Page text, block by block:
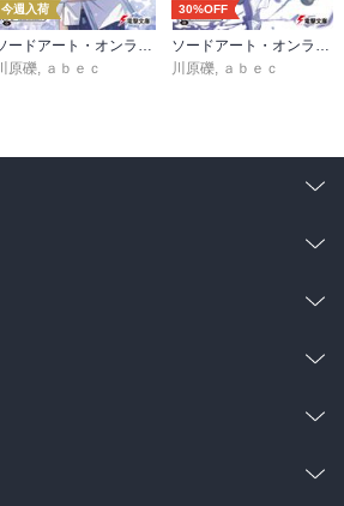
今週入荷
川原礫
ａｂｅｃ
30%OFF
川原礫
ａｂｅｃ